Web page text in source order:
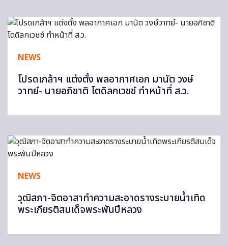
NEWS
โปรดเกล้าฯ แต่งตั้ง พลอากาศเอก มานัต วงษ์
วาทย์- นายอภิชาติ โตดิลกเวชช์ ทำหน้าที่ ส.ว.
NEWS
วุฒิสภา-จิตอาสาทำความสะอาดรางระบายน้ำเทิด
พระเกียรติสมเด็จพระพันปีหลวง